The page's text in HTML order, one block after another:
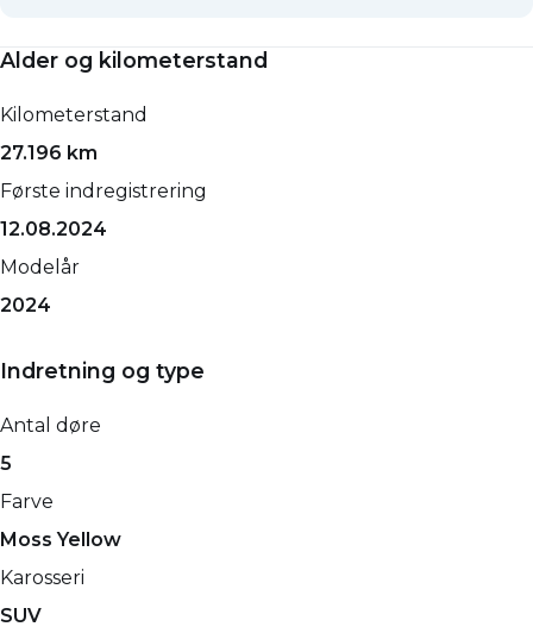
Alder og kilometerstand
Kilometerstand
27.196 km
Første indregistrering
12.08.2024
Modelår
2024
Indretning og type
Antal døre
5
Farve
Moss Yellow
Karosseri
SUV